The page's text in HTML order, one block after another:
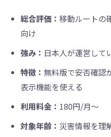
総合評価： 移動ルートの
向け
強み： 日本人が運営して
特徴： 無料版で安否確認
表示機能を使える
利用料金： 180円/月～
対象年齢： 災害情報を理